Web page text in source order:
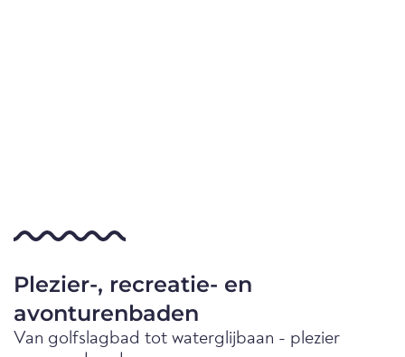
Plezier-, recreatie- en
avonturenbaden
Van golfslagbad tot waterglijbaan - plezier